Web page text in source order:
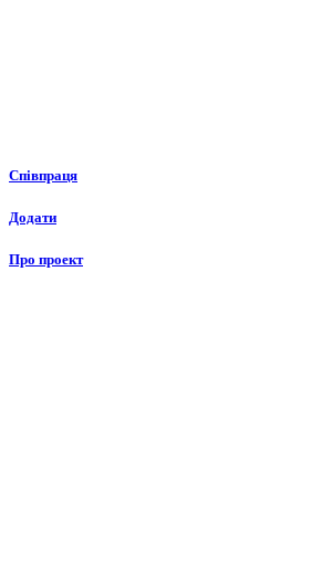
Співпраця
Додати
Про проект